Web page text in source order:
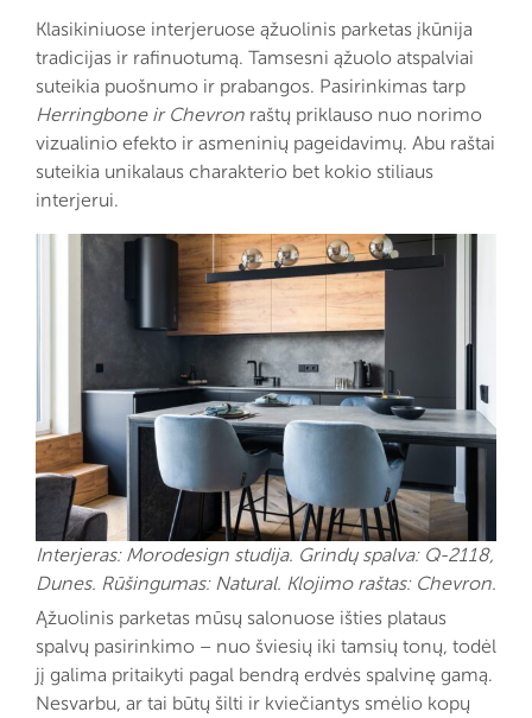
Klasikiniuose interjeruose ąžuolinis parketas įkūnija
tradicijas ir rafinuotumą. Tamsesni ąžuolo atspalviai
suteikia puošnumo ir prabangos. Pasirinkimas tarp
Herringbone ir Chevron raštų priklauso nuo norimo
vizualinio efekto ir asmeninių pageidavimų. Abu raštai
suteikia unikalaus charakterio bet kokio stiliaus
interjerui.
Interjeras: Morodesign studija. Grindų spalva: Q-2118,
Dunes. Rūšingumas: Natural. Klojimo raštas: Chevron.
Ąžuolinis parketas mūsų salonuose išties plataus
spalvų pasirinkimo – nuo šviesių iki tamsių tonų, todėl
jį galima pritaikyti pagal bendrą erdvės spalvinę gamą.
Nesvarbu, ar tai būtų šilti ir kviečiantys smėlio kopų